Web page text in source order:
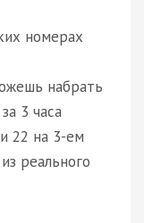
номерах
набрать
3 часа
22 на 3-ем
реального